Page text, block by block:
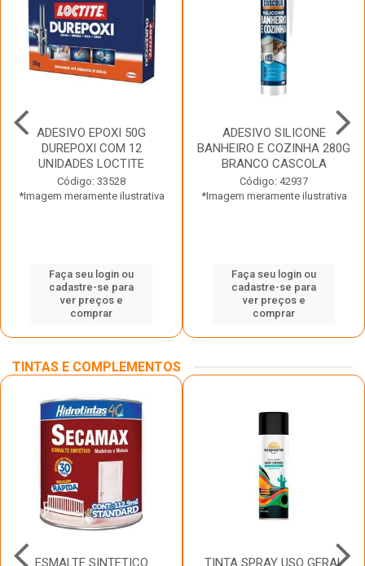
ADESIVO EPOXI 50G
DUREPOXI COM 12
UNIDADES LOCTITE
Código: 33528
*Imagem meramente ilustrativa
Faça seu login ou
cadastre-se para
ver preços e
comprar
ADESIVO SILICONE
BANHEIRO E COZINHA 280G
BRANCO CASCOLA
Código: 42937
*Imagem meramente ilustrativa
Faça seu login ou
cadastre-se para
ver preços e
comprar
TINTAS E COMPLEMENTOS
ESMALTE SINTETICO TINTA SPRAY USO GERAL